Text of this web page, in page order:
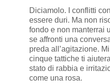
Diciamolo. I conflitti
essere duri. Ma non
fondo e non manterrai
se affronti una
preda all’agitazione.
cinque tattiche ti
stato di rabbia e
come una rosa.